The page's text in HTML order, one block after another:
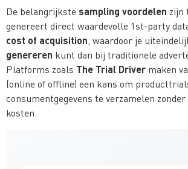
De belangrijkste sampling voordelen zijn
genereert direct waardevolle 1st-party
cost of acquisition, waardoor je
genereren kunt dan bij traditionele
Platforms zoals The Trial Driver maken
(online of offline) een kans om
consumentgegevens te verzamelen
kosten.